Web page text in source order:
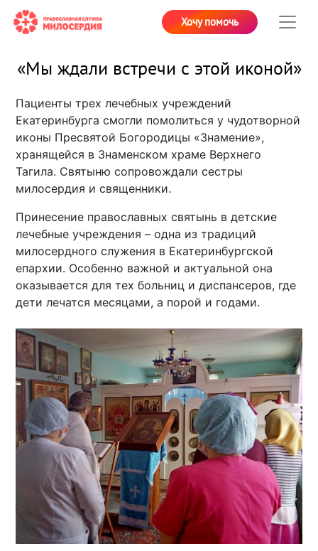
Хочу помочь
«Мы ждали встречи с этой иконой»
Пациенты трех лечебных учреждений
Екатеринбурга смогли помолиться у чудотворной
иконы Пресвятой Богородицы «Знамение»,
хранящейся в Знаменском храме Верхнего
Тагила. Святыню сопровождали сестры
милосердия и священники.
Принесение православных святынь в детские
лечебные учреждения – одна из традиций
милосердного служения в Екатеринбургской
епархии. Особенно важной и актуальной она
оказывается для тех больниц и диспансеров, где
дети лечатся месяцами, а порой и годами.